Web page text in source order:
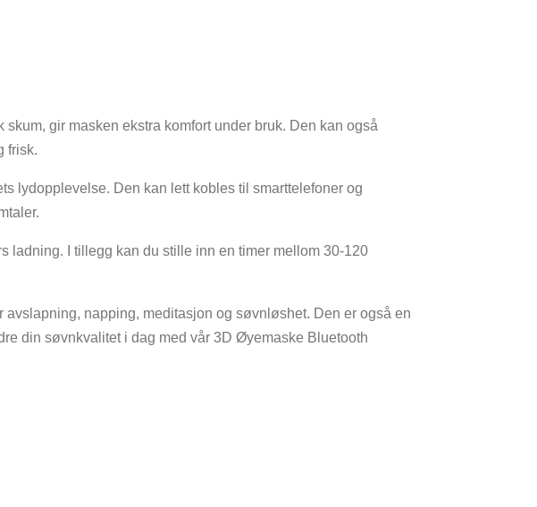
gir masken ekstra komfort under bruk. Den kan også
frisk.
lydopplevelse. Den kan lett kobles til smarttelefoner og
ladning. I tillegg kan du stille inn en timer mellom 30-120
avslapning, napping, meditasjon og søvnløshet. Den er også en
din søvnkvalitet i dag med vår 3D Øyemaske Bluetooth